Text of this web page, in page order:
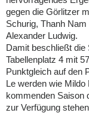
gegen die Görlitzer
Schurig, Thanh
Alexander Ludwig.
Damit beschließt die
Tabellenplatz 4 mit
Punktgleich auf den
Le werden wie
kommenden Saison
zur Verfügung